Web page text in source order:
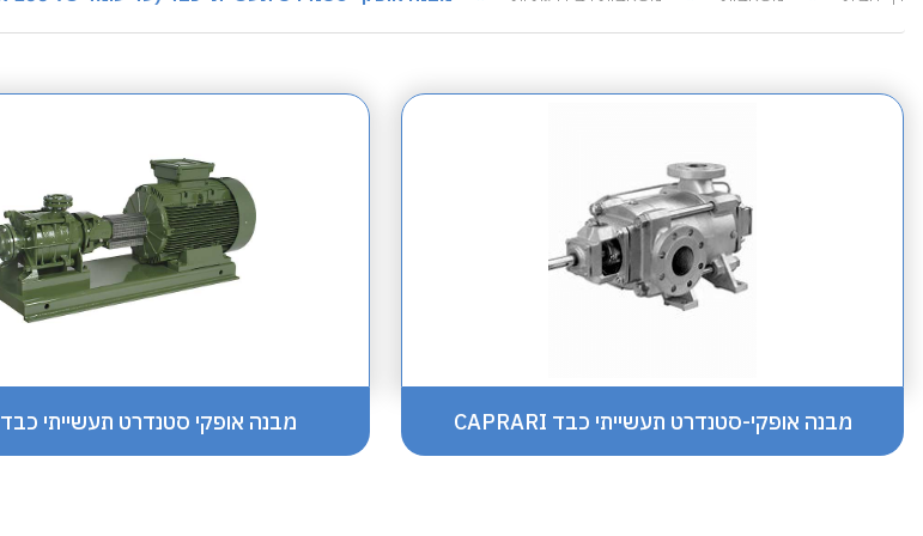
מבנה אופקי-סטנדרט תעשייתי כבד CAPRARI מבנה אופקי סטנדרט תעשייתי כבד SAER